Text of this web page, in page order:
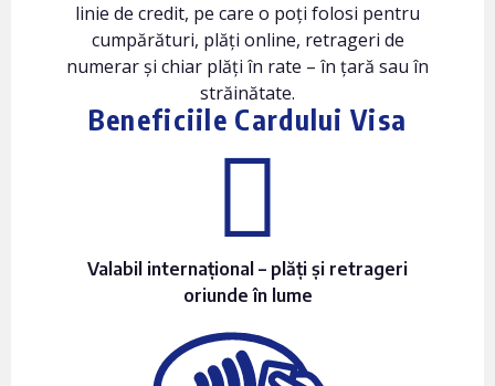
linie de credit, pe care o poți folosi pentru
cumpărături, plăți online, retrageri de
numerar și chiar plăți în rate – în țară sau în
străinătate.
Beneficiile Cardului Visa
Valabil internațional – plăți și retrageri
oriunde în lume